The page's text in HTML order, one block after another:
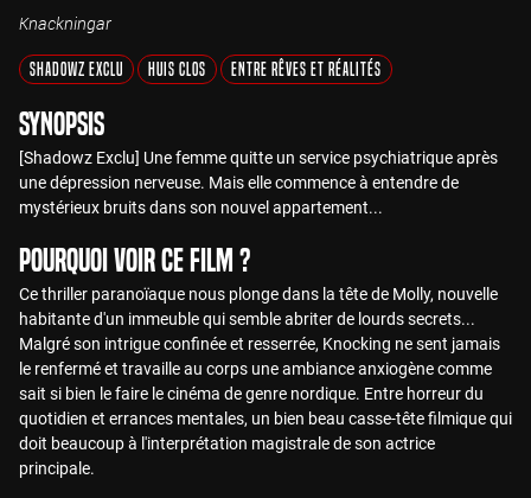
Knackningar
Shadowz Exclu Huis Clos Entre Rêves et Réalités
Synopsis
[Shadowz Exclu] Une femme quitte un service psychiatrique après
une dépression nerveuse. Mais elle commence à entendre de
mystérieux bruits dans son nouvel appartement...
Pourquoi voir ce film ?
Ce thriller paranoïaque nous plonge dans la tête de Molly, nouvelle
habitante d'un immeuble qui semble abriter de lourds secrets...
Malgré son intrigue confinée et resserrée, Knocking ne sent jamais
le renfermé et travaille au corps une ambiance anxiogène comme
sait si bien le faire le cinéma de genre nordique. Entre horreur du
quotidien et errances mentales, un bien beau casse-tête filmique qui
doit beaucoup à l'interprétation magistrale de son actrice
principale.